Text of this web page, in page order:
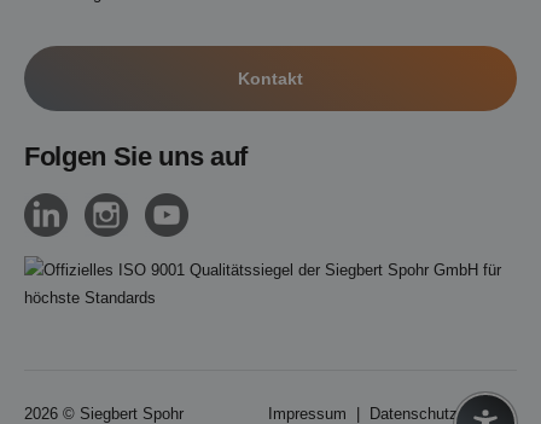
Kontakt
Folgen Sie uns auf
2026 © Siegbert Spohr Impressum Datenschutz|AGB